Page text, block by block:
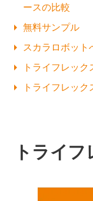
ースの比較
無料サンプル
スカラロボット
トライフレック
トライフレッ
トライ